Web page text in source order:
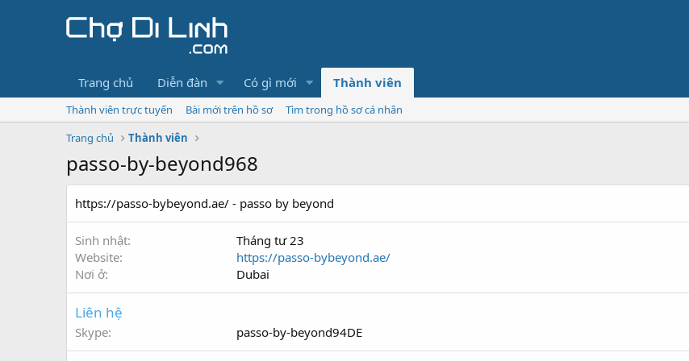
Trang chủ Diễn đàn Có gì mới Thành viên
Thành viên trực tuyến Bài mới trên hồ sơ
Tìm trong hồ sơ cá nhân
Trang chủ
Thành viên
passo-by-beyond968
https://passo-bybeyond.ae/ - passo by beyond
Sinh nhật
Tháng tư 23
Website
https://passo-bybeyond.ae/
Nơi ở
Dubai
Liên hệ
Skype passo-by-beyond94DE